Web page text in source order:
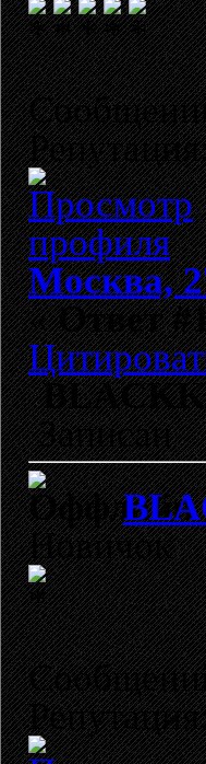
Москва,
«Ответ
Записан
Новичок